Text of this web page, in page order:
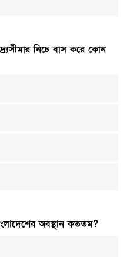
নিচে বাস করে কোন
অবস্থান কততম?